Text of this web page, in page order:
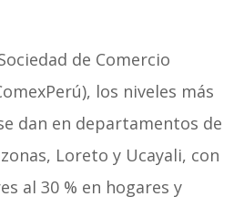
de Comercio
los niveles más
dan en departamentos de
Loreto y Ucayali, con
al 30 % en hogares y